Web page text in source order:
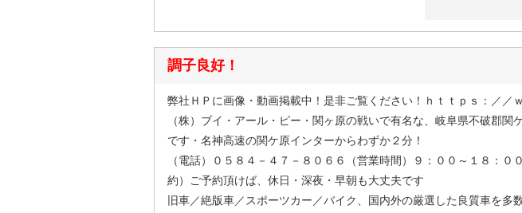
調子良好！
弊社ＨＰに画像・動画掲載中！是非ご覧ください！ｈｔｔｐｓ：／／
（株）ブイ・アール・ピー・関ヶ原の戦いで有名な、岐阜県不破郡関
です・名神高速の関ケ原インターからわずか２分！
（電話）０５８４－４７－８０６６（営業時間）９：００～１８：０
約）ご予約頂けば、休日・深夜・早朝も大丈夫です
旧車／絶版車／スポーツカー／バイク、国内外の厳選した良質車を多